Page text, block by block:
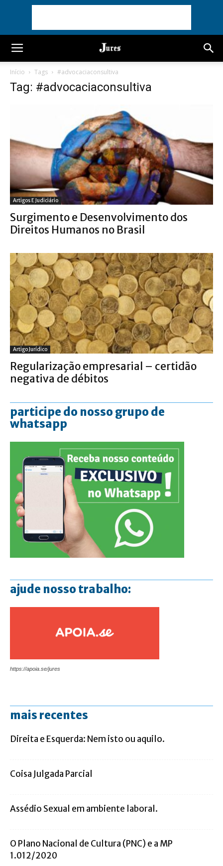
Início Tags #advocaciaconsultiva
Tag: #advocaciaconsultiva
Artigos E Judiciário
Surgimento e Desenvolvimento dos
Direitos Humanos no Brasil
Artigo Jurídico
Regularização empresarial – certidão
negativa de débitos
participe do nosso grupo de
whatsapp
ajude nosso trabalho:
https://apoia.se/jures
mais recentes
Direita e Esquerda: Nem isto ou aquilo.
Coisa Julgada Parcial
Assédio Sexual em ambiente laboral.
O Plano Nacional de Cultura (PNC) e a MP
1.012/2020